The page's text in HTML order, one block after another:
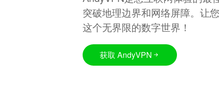
突破地理边界和网络屏障。让
这个无界限的数字世界！
获取 AndyVPN